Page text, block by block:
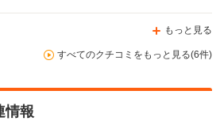
もっと見る
すべてのクチコミをもっと見る(6件)
情報